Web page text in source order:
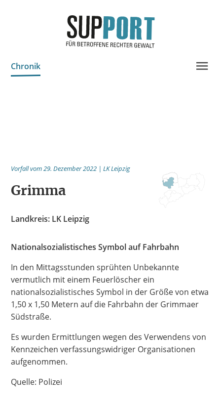
Chronik
Publikationen
Bildungsangebote
Deutsch العربية Český English
Français
Italiano
Kurdí فارسی Polski
Português
Русский
Vorfall vom 29. Dezember 2022 | LK Leipzig
Grimma
Landkreis: LK Leipzig
Nationalsozialistisches Symbol auf Fahrbahn
In den Mittagsstunden sprühten Unbekannte
vermutlich mit einem Feuerlöscher ein
nationalsozialistisches Symbol in der Größe von etwa
1,50 x 1,50 Metern auf die Fahrbahn der Grimmaer
Südstraße.
Es wurden Ermittlungen wegen des Verwendens von
Kennzeichen verfassungswidriger Organisationen
aufgenommen.
Quelle: Polizei